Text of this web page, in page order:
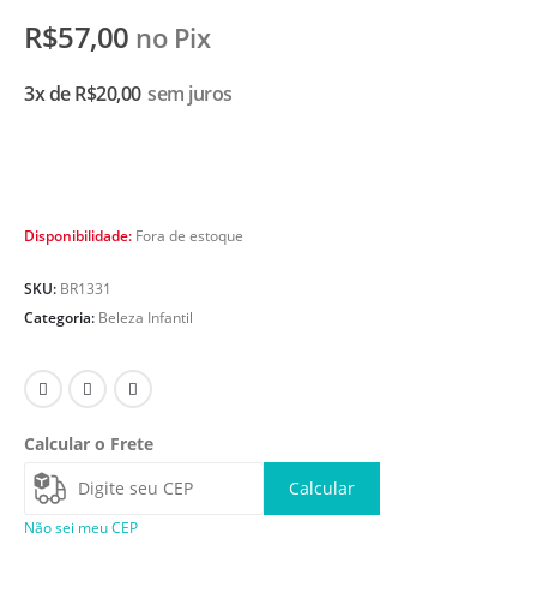
R$57,00 no Pix
3x deR$20,00 sem juros
Disponibilidade: Fora de estoque
SKU: BR1331
Categoria: Beleza Infantil
Calcular o Frete
Calcular
Não sei meu CEP